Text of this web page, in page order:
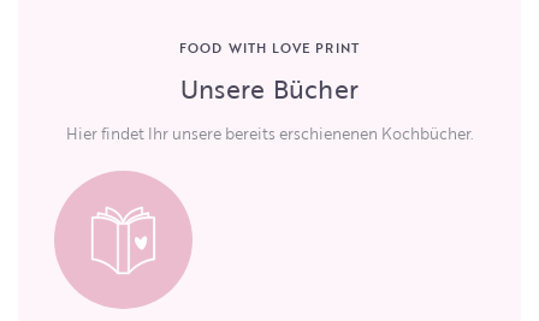
FOOD WITH LOVE PRINT
Unsere Bücher
Hier findet Ihr unsere bereits erschienenen Kochbücher.